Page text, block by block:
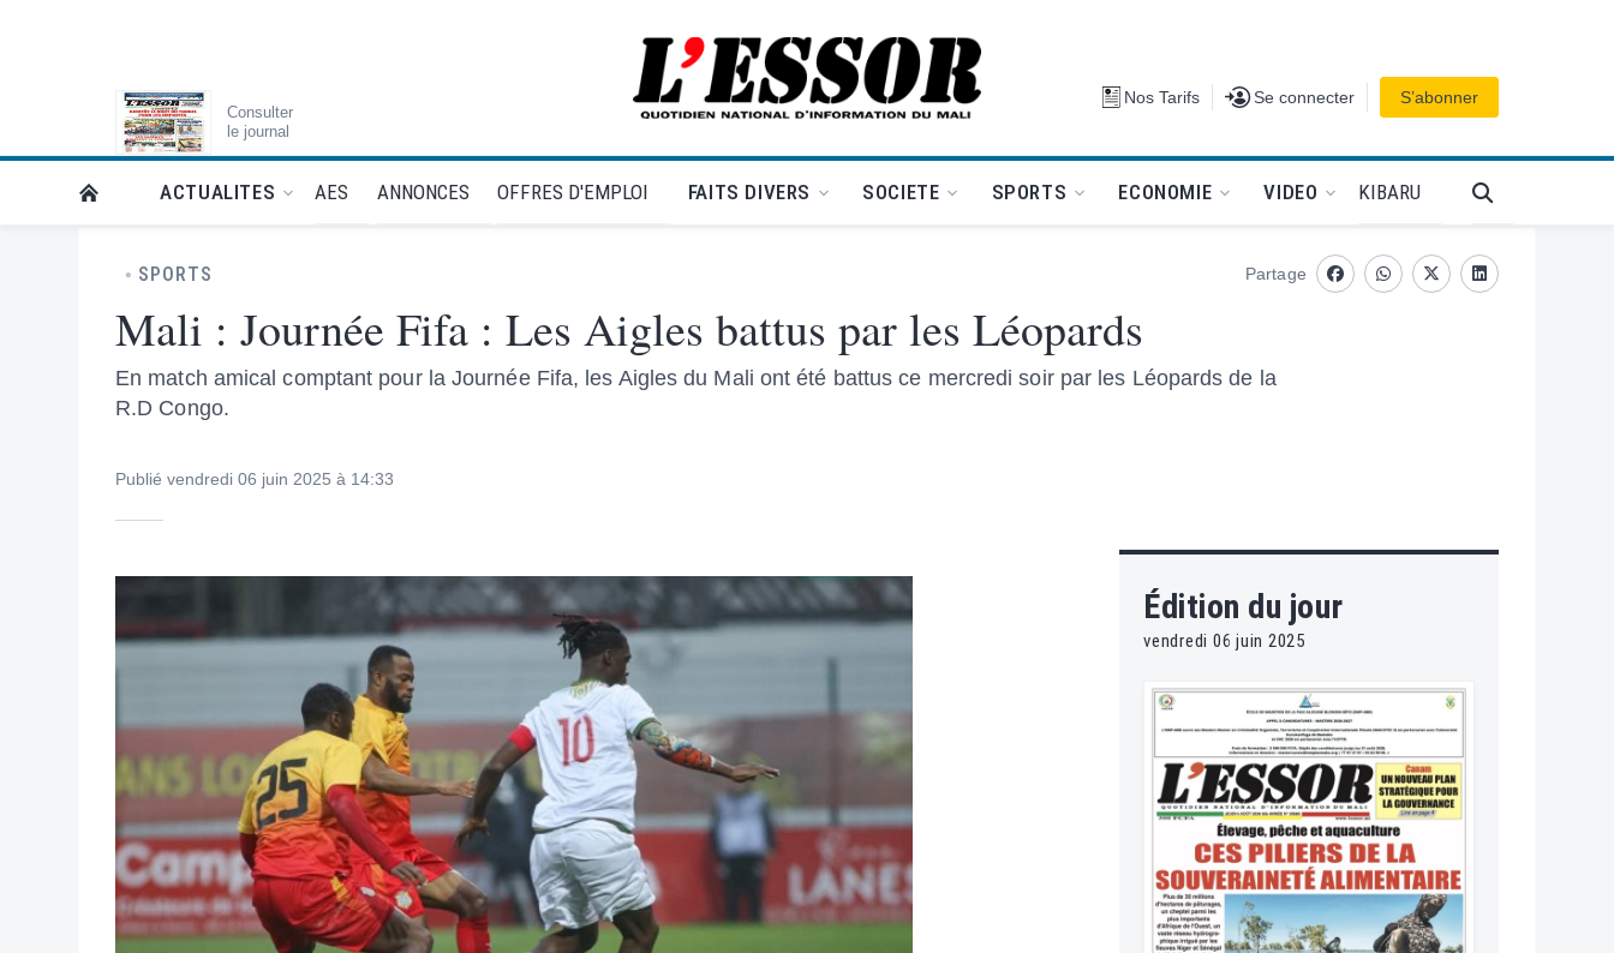
Consulter
le journal
L'Essor - retour à la une Nos Tarifs Se connecter
Se connecter S’abonner
RETOUR À LA PAGE D’ACCUEIL DE L'ESSOR
ACTUALITES AES ANNONCES OFFRES D'EMPLOI FAITS DIVERS SOCIETE SPORTS ECONOMIE VIDEO KIBARU
SPORTS
Mali : Journée Fifa : Les Aigles battus par les Léopards
En match amical comptant pour la Journée Fifa, les Aigles du Mali ont été battus ce mercredi soir par les Léopards de la
R.D Congo.
Publié vendredi 06 juin 2025 à 14:33
Partage
FacebookwhatsappTwitterLinkedin
Édition du jour
vendredi 06 juin 2025